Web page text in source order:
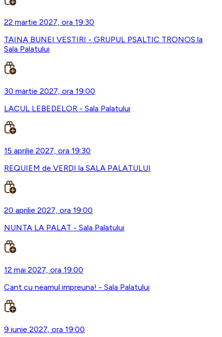
22 martie 2027, ora 19:30
TAINA BUNEI VESTIRI - GRUPUL PSALTIC TRONOS la
Sala Palatului
30 martie 2027, ora 19:00
LACUL LEBEDELOR - Sala Palatului
15 aprilie 2027, ora 19:30
REQUIEM de VERDI la SALA PALATULUI
20 aprilie 2027, ora 19:00
NUNTA LA PALAT - Sala Palatului
12 mai 2027, ora 19:00
Cant cu neamul impreuna! - Sala Palatului
9 iunie 2027, ora 19:00